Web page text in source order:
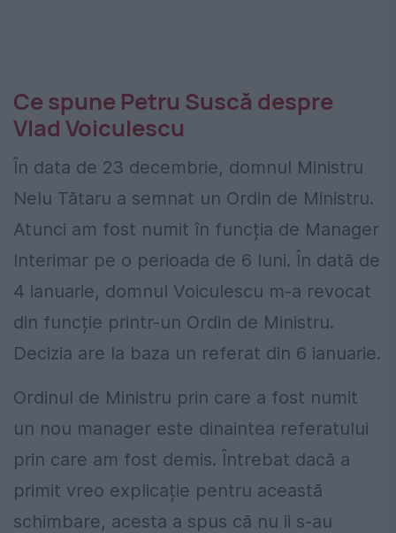
Ce spune Petru Suscă despre
Vlad Voiculescu
În data de 23 decembrie, domnul Ministru
Nelu Tătaru a semnat un Ordin de Ministru.
Atunci am fost numit în funcția de Manager
Interimar pe o perioada de 6 luni. În dată de
4 ianuarie, domnul Voiculescu m-a revocat
din funcție printr-un Ordin de Ministru.
Decizia are la baza un referat din 6 ianuarie.
Ordinul de Ministru prin care a fost numit
un nou manager este dinaintea referatului
prin care am fost demis. Întrebat dacă a
primit vreo explicație pentru această
schimbare, acesta a spus că nu ii s-au